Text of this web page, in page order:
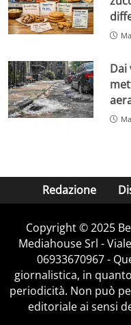
Dai
Redazione
Copyright © 2025
Mediahouse Srl -
06933670967 -
giornalistica, in
periodicità. Non può
editoriale ai sensi